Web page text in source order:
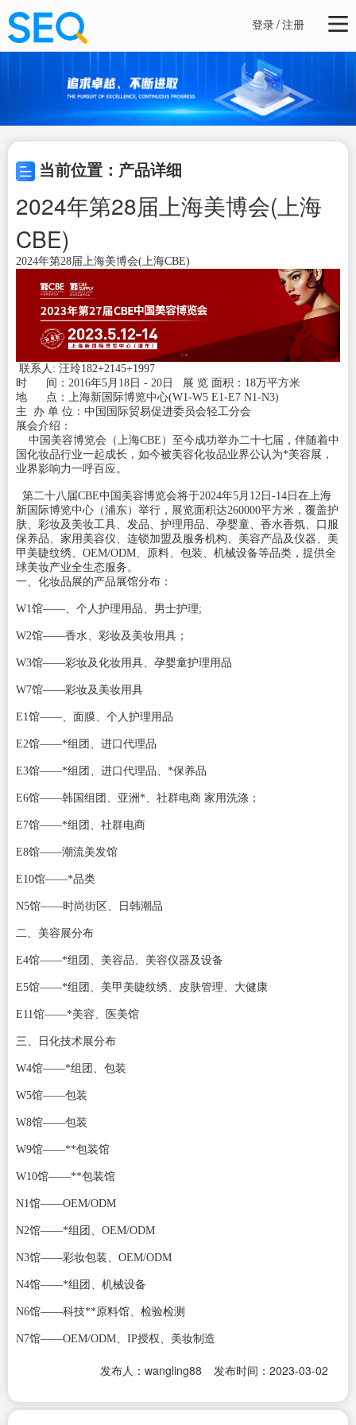
登录/注册
当前位置：产品详细
2024年第28届上海美博会(上海
CBE)
2024年第28届上海美博会(上海CBE)
联系人: 汪玲182+2145+1997
时 间：2016年5月18日 - 20日 展 览 面积：18万平方米
地 点：上海新国际博览中心(W1-W5 E1-E7 N1-N3)
主 办 单 位：中国国际贸易促进委员会轻工分会
展会介绍：
中国美容博览会（上海CBE）至今成功举办二十七届，伴随着中
国化妆品行业一起成长，如今被美容化妆品业界公认为*美容展，
业界影响力一呼百应。
第二十八届CBE中国美容博览会将于2024年5月12日-14日在上海
新国际博览中心（浦东）举行，展览面积达260000平方米，覆盖护
肤、彩妆及美妆工具、发品、护理用品、孕婴童、香水香氛、口服
保养品、家用美容仪、连锁加盟及服务机构、美容产品及仪器、美
甲美睫纹绣、OEM/ODM、原料、包装、机械设备等品类，提供全
球美妆产业全生态服务。
一、化妆品展的产品展馆分布：
W1馆——、个人护理用品、男士护理;
W2馆——香水、彩妆及美妆用具；
W3馆——彩妆及化妆用具、孕婴童护理用品
W7馆——彩妆及美妆用具
E1馆——、面膜、个人护理用品
E2馆——*组团、进口代理品
E3馆——*组团、进口代理品、*保养品
E6馆——韩国组团、亚洲*、社群电商 家用洗涤；
E7馆——*组团、社群电商
E8馆——潮流美发馆
E10馆——*品类
N5馆——时尚街区、日韩潮品
二、美容展分布
E4馆——*组团、美容品、美容仪器及设备
E5馆——*组团、美甲美睫纹绣、皮肤管理、大健康
E11馆——*美容、医美馆
三、日化技术展分布
W4馆——*组团、包装
W5馆——包装
W8馆——包装
W9馆——**包装馆
W10馆——**包装馆
N1馆——OEM/ODM
N2馆——*组团、OEM/ODM
N3馆——彩妆包装、OEM/ODM
N4馆——*组团、机械设备
N6馆——科技**原料馆、检验检测
N7馆——OEM/ODM、IP授权、美妆制造
发布人：wangling88 发布时间：2023-03-02